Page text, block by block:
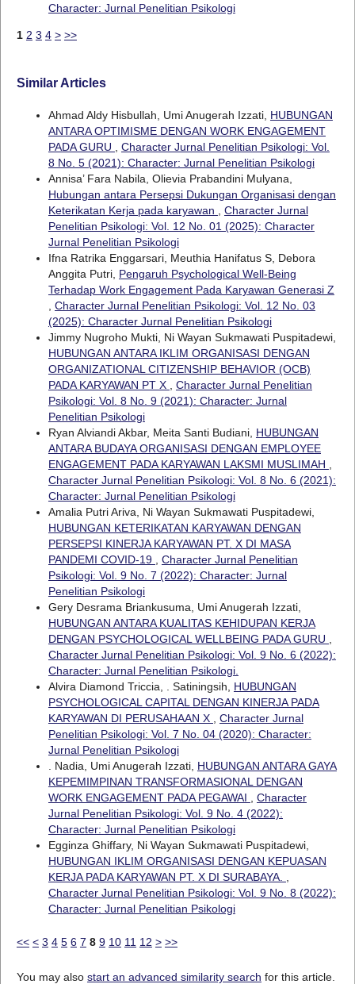
Character: Jurnal Penelitian Psikologi
1 2 3 4 > >>
Similar Articles
Ahmad Aldy Hisbullah, Umi Anugerah Izzati, HUBUNGAN
ANTARA OPTIMISME DENGAN WORK ENGAGEMENT
PADA GURU
Character Jurnal Penelitian Psikologi: Vol.
8 No. 5 (2021): Character: Jurnal Penelitian Psikologi
Annisa’ Fara Nabila, Olievia Prabandini Mulyana,
Hubungan antara Persepsi Dukungan Organisasi dengan
Keterikatan Kerja pada karyawan
Character Jurnal
Penelitian Psikologi: Vol. 12 No. 01 (2025): Character
Jurnal Penelitian Psikologi
Ifna Ratrika Enggarsari, Meuthia Hanifatus S, Debora
Anggita Putri, Pengaruh Psychological Well-Being
Terhadap Work Engagement Pada Karyawan Generasi Z
Character Jurnal Penelitian Psikologi: Vol. 12 No. 03
(2025): Character Jurnal Penelitian Psikologi
Jimmy Nugroho Mukti, Ni Wayan Sukmawati Puspitadewi,
HUBUNGAN ANTARA IKLIM ORGANISASI DENGAN
ORGANIZATIONAL CITIZENSHIP BEHAVIOR (OCB)
PADA KARYAWAN PT X
Character Jurnal Penelitian
Psikologi: Vol. 8 No. 9 (2021): Character: Jurnal
Penelitian Psikologi
Ryan Alviandi Akbar, Meita Santi Budiani, HUBUNGAN
ANTARA BUDAYA ORGANISASI DENGAN EMPLOYEE
ENGAGEMENT PADA KARYAWAN LAKSMI MUSLIMAH
Character Jurnal Penelitian Psikologi: Vol. 8 No. 6 (2021):
Character: Jurnal Penelitian Psikologi
Amalia Putri Ariva, Ni Wayan Sukmawati Puspitadewi,
HUBUNGAN KETERIKATAN KARYAWAN DENGAN
PERSEPSI KINERJA KARYAWAN PT. X DI MASA
PANDEMI COVID-19
Character Jurnal Penelitian
Psikologi: Vol. 9 No. 7 (2022): Character: Jurnal
Penelitian Psikologi
Gery Desrama Briankusuma, Umi Anugerah Izzati,
HUBUNGAN ANTARA KUALITAS KEHIDUPAN KERJA
DENGAN PSYCHOLOGICAL WELLBEING PADA GURU
Character Jurnal Penelitian Psikologi: Vol. 9 No. 6 (2022):
Character: Jurnal Penelitian Psikologi.
Alvira Diamond Triccia, . Satiningsih, HUBUNGAN
PSYCHOLOGICAL CAPITAL DENGAN KINERJA PADA
KARYAWAN DI PERUSAHAAN X
Character Jurnal
Penelitian Psikologi: Vol. 7 No. 04 (2020): Character:
Jurnal Penelitian Psikologi
. Nadia, Umi Anugerah Izzati, HUBUNGAN ANTARA GAYA
KEPEMIMPINAN TRANSFORMASIONAL DENGAN
WORK ENGAGEMENT PADA PEGAWAI
Character
Jurnal Penelitian Psikologi: Vol. 9 No. 4 (2022):
Character: Jurnal Penelitian Psikologi
Egginza Ghiffary, Ni Wayan Sukmawati Puspitadewi,
HUBUNGAN IKLIM ORGANISASI DENGAN KEPUASAN
KERJA PADA KARYAWAN PT. X DI SURABAYA.
Character Jurnal Penelitian Psikologi: Vol. 9 No. 8 (2022):
Character: Jurnal Penelitian Psikologi
<< < 3 4 5 6 7 8 9 10 11 12 > >>
You may also start an advanced similarity search for this article.